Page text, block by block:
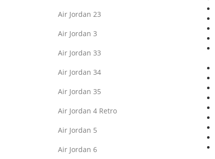
Air Jordan 23
Air Jordan 3
Air Jordan 33
Air Jordan 34
Air Jordan 35
Air Jordan 4 Retro
Air Jordan 5
Air Jordan 6